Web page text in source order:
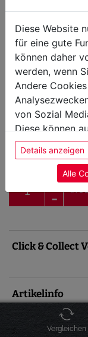
Weber
1.199,00 €
IN
Click & Collect
Artikelinfo
BIERAKTION –
Vergleichen
Diese Website
für eine gute
können daher
werden, wenn
Andere
von Sozial
Diese können
sie unsere
Einwilligung zu
Details anzeigen
Alle